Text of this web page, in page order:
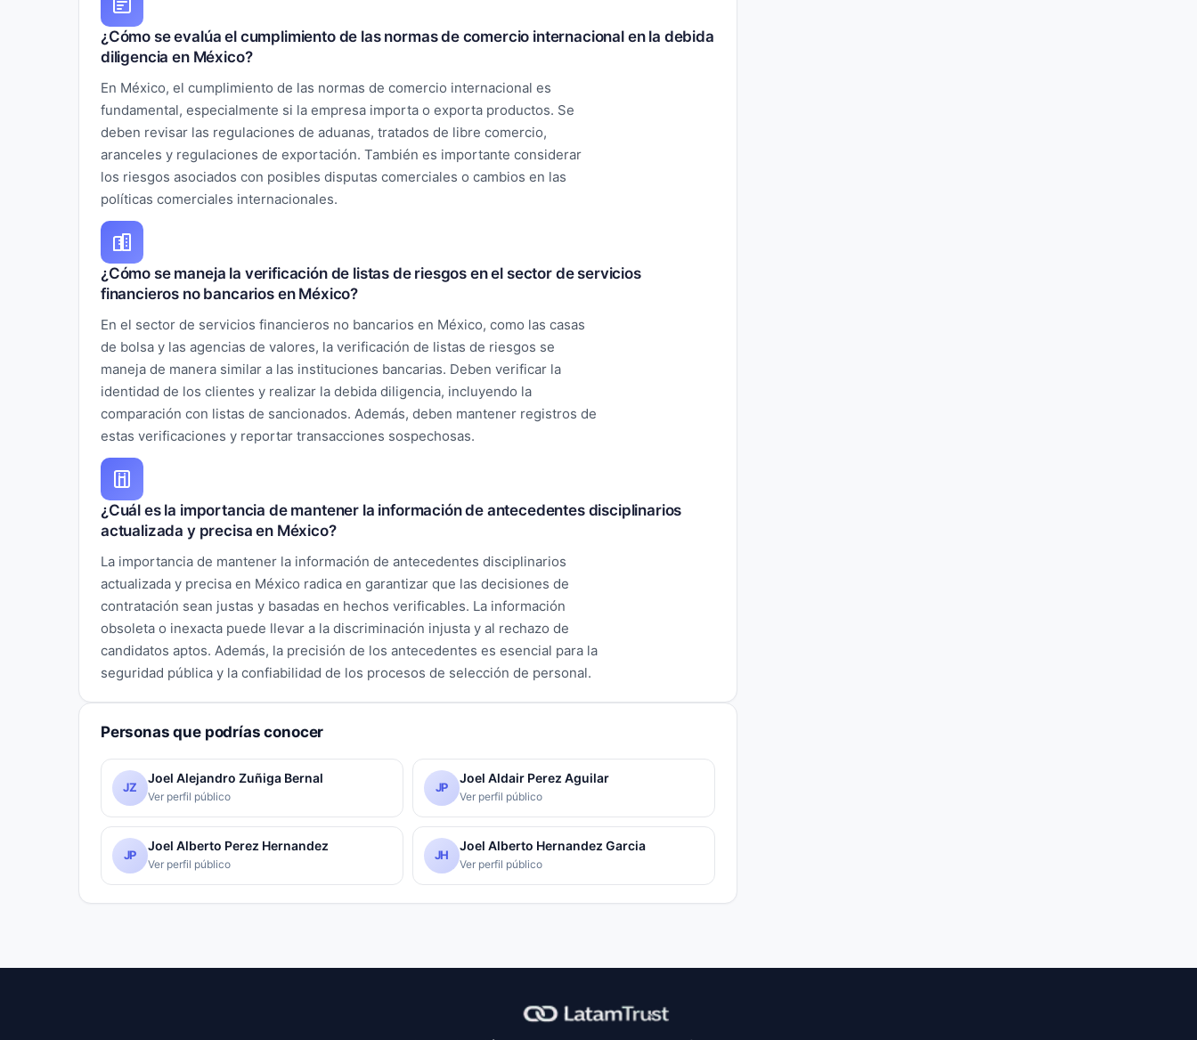
¿Cómo se evalúa el cumplimiento de las normas de comercio internacional en la debida
diligencia en México?
En México, el cumplimiento de las normas de comercio internacional es
fundamental, especialmente si la empresa importa o exporta productos. Se
deben revisar las regulaciones de aduanas, tratados de libre comercio,
aranceles y regulaciones de exportación. También es importante considerar
los riesgos asociados con posibles disputas comerciales o cambios en las
políticas comerciales internacionales.
¿Cómo se maneja la verificación de listas de riesgos en el sector de servicios
financieros no bancarios en México?
En el sector de servicios financieros no bancarios en México, como las casas
de bolsa y las agencias de valores, la verificación de listas de riesgos se
maneja de manera similar a las instituciones bancarias. Deben verificar la
identidad de los clientes y realizar la debida diligencia, incluyendo la
comparación con listas de sancionados. Además, deben mantener registros de
estas verificaciones y reportar transacciones sospechosas.
¿Cuál es la importancia de mantener la información de antecedentes disciplinarios
actualizada y precisa en México?
La importancia de mantener la información de antecedentes disciplinarios
actualizada y precisa en México radica en garantizar que las decisiones de
contratación sean justas y basadas en hechos verificables. La información
obsoleta o inexacta puede llevar a la discriminación injusta y al rechazo de
candidatos aptos. Además, la precisión de los antecedentes es esencial para la
seguridad pública y la confiabilidad de los procesos de selección de personal.
Personas que podrías conocer
JZ
Joel Alejandro Zuñiga Bernal
Ver perfil público
JP
Joel Aldair Perez Aguilar
Ver perfil público
JP
Joel Alberto Perez Hernandez
Ver perfil público
JH
Joel Alberto Hernandez Garcia
Ver perfil público